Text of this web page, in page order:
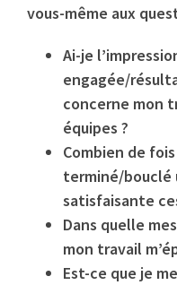
vous-même aux
Ai-je
engagée/
concerne mon
équipes ?
Combien de
terminé/bouclé
satisfaisante
Dans quelle
mon travail
Est-ce que je